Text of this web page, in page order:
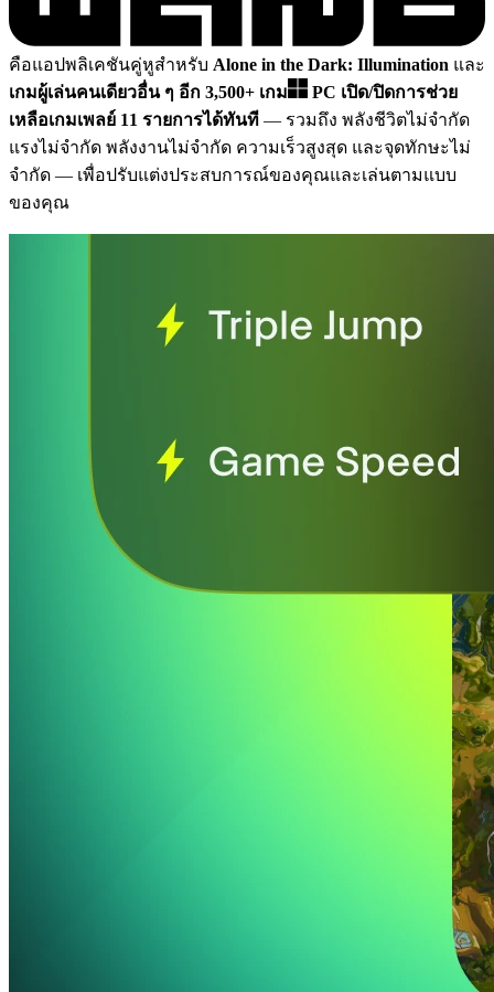
คือแอปพลิเคชันคู่หูสำหรับ Alone in the Dark: Illumination และ
เกมผู้เล่นคนเดียวอื่น ๆ อีก 3,500+ เกม
PC เปิด/ปิดการช่วย
เหลือเกมเพลย์ 11 รายการได้ทันที — รวมถึง พลังชีวิตไม่จำกัด
แรงไม่จำกัด พลังงานไม่จำกัด ความเร็วสูงสุด และจุดทักษะไม่
จำกัด — เพื่อปรับแต่งประสบการณ์ของคุณและเล่นตามแบบ
ของคุณ